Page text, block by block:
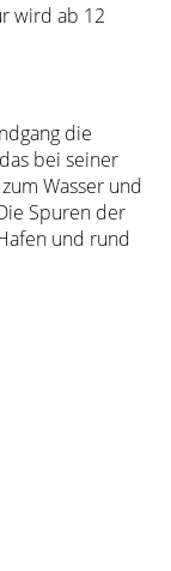
wird ab 12
die
bei seiner
Wasser und
Spuren der
und rund